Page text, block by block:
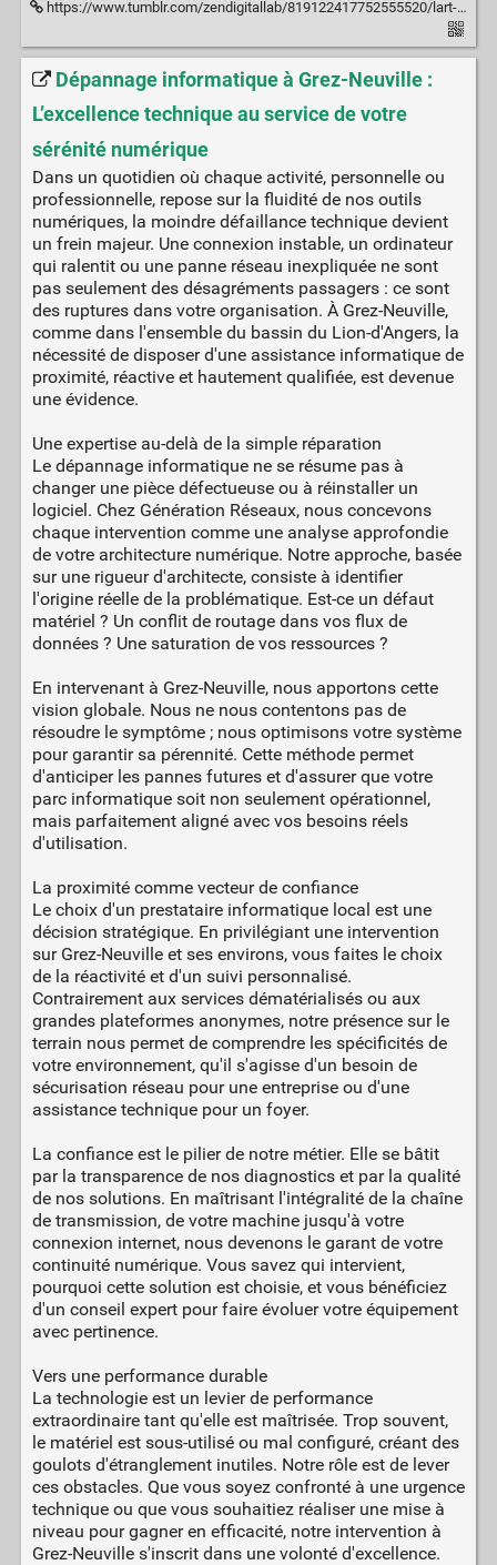
https://www.tumblr.com/zendigitallab/819122417752555520/lart-du-minimalisme-digital-all%C3%A9ger-son-esprit
Dépannage informatique à Grez-Neuville :
L’excellence technique au service de votre
sérénité numérique
Dans un quotidien où chaque activité, personnelle ou
professionnelle, repose sur la fluidité de nos outils
numériques, la moindre défaillance technique devient
un frein majeur. Une connexion instable, un ordinateur
qui ralentit ou une panne réseau inexpliquée ne sont
pas seulement des désagréments passagers : ce sont
des ruptures dans votre organisation. À Grez-Neuville,
comme dans l'ensemble du bassin du Lion-d'Angers, la
nécessité de disposer d'une assistance informatique de
proximité, réactive et hautement qualifiée, est devenue
une évidence.
Une expertise au-delà de la simple réparation
Le dépannage informatique ne se résume pas à
changer une pièce défectueuse ou à réinstaller un
logiciel. Chez Génération Réseaux, nous concevons
chaque intervention comme une analyse approfondie
de votre architecture numérique. Notre approche, basée
sur une rigueur d'architecte, consiste à identifier
l'origine réelle de la problématique. Est-ce un défaut
matériel ? Un conflit de routage dans vos flux de
données ? Une saturation de vos ressources ?
En intervenant à Grez-Neuville, nous apportons cette
vision globale. Nous ne nous contentons pas de
résoudre le symptôme ; nous optimisons votre système
pour garantir sa pérennité. Cette méthode permet
d'anticiper les pannes futures et d'assurer que votre
parc informatique soit non seulement opérationnel,
mais parfaitement aligné avec vos besoins réels
d'utilisation.
La proximité comme vecteur de confiance
Le choix d'un prestataire informatique local est une
décision stratégique. En privilégiant une intervention
sur Grez-Neuville et ses environs, vous faites le choix
de la réactivité et d'un suivi personnalisé.
Contrairement aux services dématérialisés ou aux
grandes plateformes anonymes, notre présence sur le
terrain nous permet de comprendre les spécificités de
votre environnement, qu'il s'agisse d'un besoin de
sécurisation réseau pour une entreprise ou d'une
assistance technique pour un foyer.
La confiance est le pilier de notre métier. Elle se bâtit
par la transparence de nos diagnostics et par la qualité
de nos solutions. En maîtrisant l'intégralité de la chaîne
de transmission, de votre machine jusqu'à votre
connexion internet, nous devenons le garant de votre
continuité numérique. Vous savez qui intervient,
pourquoi cette solution est choisie, et vous bénéficiez
d'un conseil expert pour faire évoluer votre équipement
avec pertinence.
Vers une performance durable
La technologie est un levier de performance
extraordinaire tant qu'elle est maîtrisée. Trop souvent,
le matériel est sous-utilisé ou mal configuré, créant des
goulots d'étranglement inutiles. Notre rôle est de lever
ces obstacles. Que vous soyez confronté à une urgence
technique ou que vous souhaitiez réaliser une mise à
niveau pour gagner en efficacité, notre intervention à
Grez-Neuville s'inscrit dans une volonté d'excellence.